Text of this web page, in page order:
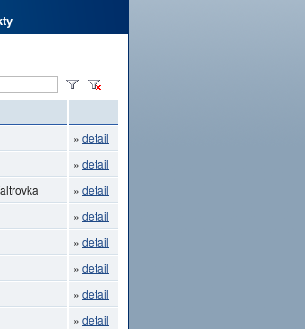
» detail
» detail
» detail
» detail
» detail
» detail
» detail
» detail